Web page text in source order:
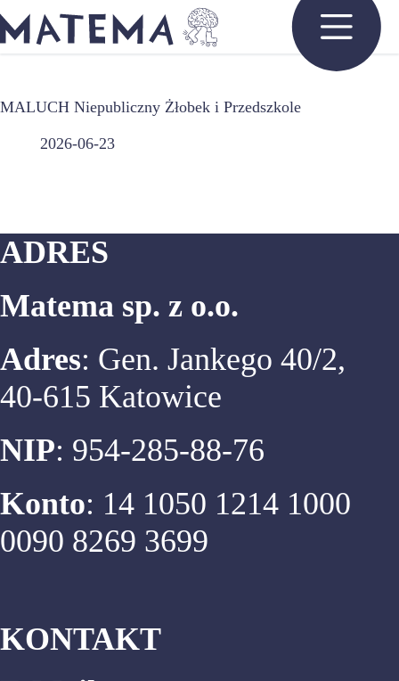
do
treści
MALUCH Niepubliczny Żłobek i Przedszkole
2026-06-23
ADRES
Matema sp. z o.o.
Adres: Gen. Jankego 40/2,
40-615 Katowice
NIP: 954-285-88-76
Konto: 14 1050 1214 1000
0090 8269 3699
KONTAKT